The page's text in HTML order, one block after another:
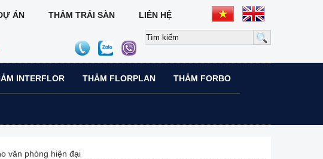
ÁN THẢM TRẢI SÀN LIÊN HỆ
INTERFLOR THẢM FLORPLAN THẢM FORBO
văn phòng hiện đại